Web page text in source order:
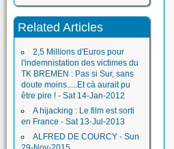
Related Articles
2,5 Millions d'Euros pour
l'indemnistation des victimes du
TK BREMEN : Pas si Sur, sans
doute moins.....Et cà aurait pu
être pire ! - Sat 14-Jan-2012
A hijacking : Le film est sorti
en France - Sat 13-Jul-2013
ALFRED DE COURCY - Sun